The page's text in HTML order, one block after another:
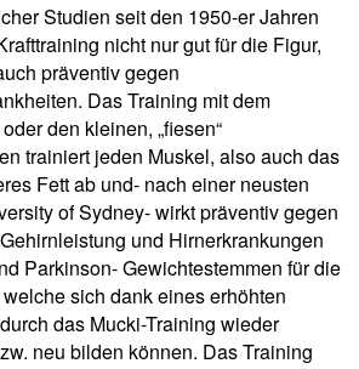
Studien seit den 1950-er Jahren
nicht nur gut für die Figur,
präventiv gegen
Das Training mit dem
den kleinen, „fiesen“
trainiert jeden Muskel, also auch das
Fett ab und- nach einer neusten
of Sydney- wirkt präventiv gegen
und Hirnerkrankungen
Parkinson- Gewichtestemmen für die
sich dank eines erhöhten
das Mucki-Training wieder
neu bilden können. Das Training